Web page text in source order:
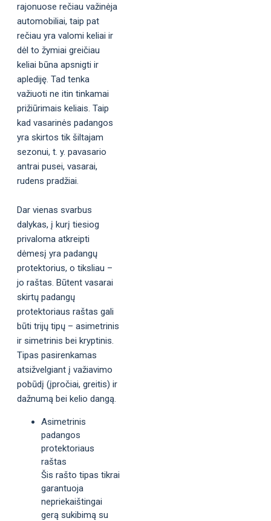
rajonuose rečiau važinėja
automobiliai, taip pat
rečiau yra valomi keliai ir
dėl to žymiai greičiau
keliai būna apsnigti ir
aplediję. Tad tenka
važiuoti ne itin tinkamai
prižiūrimais keliais. Taip
kad vasarinės padangos
yra skirtos tik šiltajam
sezonui, t. y. pavasario
antrai pusei, vasarai,
rudens pradžiai.
Dar vienas svarbus
dalykas, į kurį tiesiog
privaloma atkreipti
dėmesį yra padangų
protektorius, o tiksliau –
jo raštas. Būtent vasarai
skirtų padangų
protektoriaus raštas gali
būti trijų tipų – asimetrinis
ir simetrinis bei kryptinis.
Tipas pasirenkamas
atsižvelgiant į važiavimo
pobūdį (įpročiai, greitis) ir
dažnumą bei kelio dangą.
Asimetrinis
padangos
protektoriaus
raštas
Šis rašto tipas tikrai
garantuoja
nepriekaištingai
gerą sukibimą su